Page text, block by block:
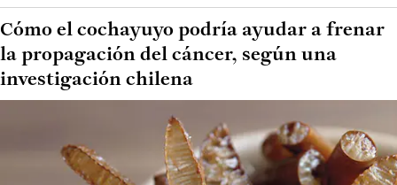
Cómo el cochayuyo podría ayudar a frenar
la propagación del cáncer, según una
investigación chilena